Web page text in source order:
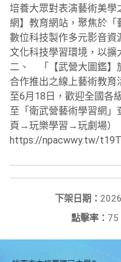
培養大眾對表演藝術美學
網】教育網站，聚焦於
數位科技製作多元影音資
文化科技學習環境，以擴
二、 「【武營大圖鑑】
合作推出之線上藝術教育
至6月18日，歡迎全國各
至「衛武營藝術學習網
頁→玩樂學習→玩劇場）
https://npacwwy.tw/
下架日期：
點擊率： 75